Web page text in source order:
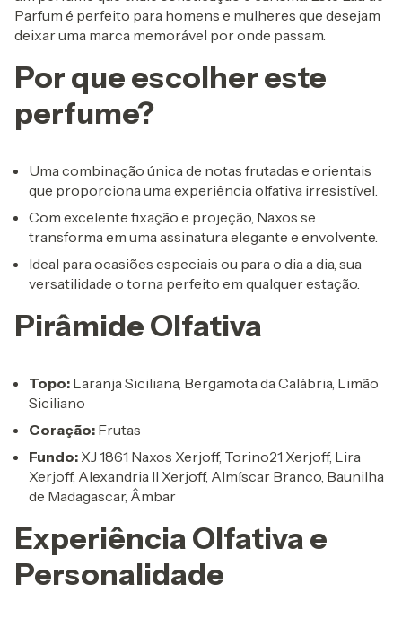
Parfum é perfeito para homens e mulheres que desejam
deixar uma marca memorável por onde passam.
Por que escolher este
perfume?
Uma combinação única de notas frutadas e orientais
que proporciona uma experiência olfativa irresistível.
Com excelente fixação e projeção, Naxos se
transforma em uma assinatura elegante e envolvente.
Ideal para ocasiões especiais ou para o dia a dia, sua
versatilidade o torna perfeito em qualquer estação.
Pirâmide Olfativa
Topo: Laranja Siciliana, Bergamota da Calábria, Limão
Siciliano
Coração: Frutas
Fundo: XJ 1861 Naxos Xerjoff, Torino21 Xerjoff, Lira
Xerjoff, Alexandria II Xerjoff, Almíscar Branco, Baunilha
de Madagascar, Âmbar
Experiência Olfativa e
Personalidade